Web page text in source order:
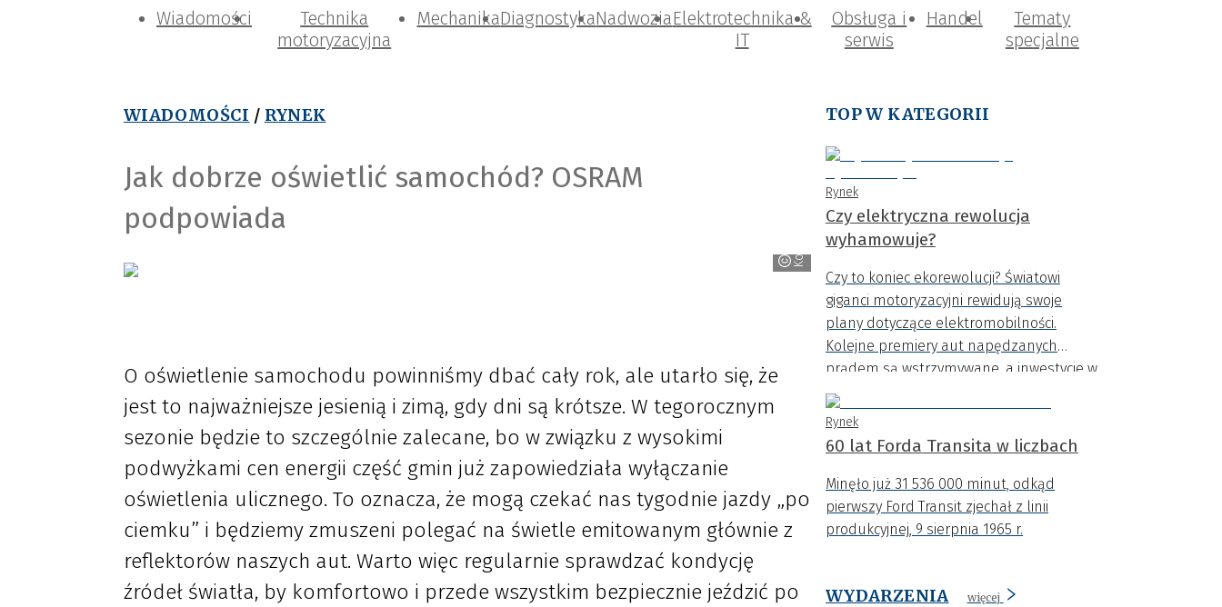
Wiadomości
Technika
motoryzacyjna
MechanikaDiagnostykaNadwoziaElektrotechnika &
IT
Obsługa i
serwis
Handel
Tematy
specjalne
WIADOMOŚCI / RYNEK
Jak dobrze oświetlić samochód? OSRAM
podpowiada
O oświetlenie samochodu powinniśmy dbać cały rok, ale utarło się, że
jest to najważniejsze jesienią i zimą, gdy dni są krótsze. W tegorocznym
sezonie będzie to szczególnie zalecane, bo w związku z wysokimi
podwyżkami cen energii część gmin już zapowiedziała wyłączanie
oświetlenia ulicznego. To oznacza, że mogą czekać nas tygodnie jazdy „po
ciemku” i będziemy zmuszeni polegać na świetle emitowanym głównie z
reflektorów naszych aut. Warto więc regularnie sprawdzać kondycję
źródeł światła, by komfortowo i przede wszystkim bezpiecznie jeździć po
TOP W KATEGORII
Rynek
Czy elektryczna rewolucja
wyhamowuje?
Czy to koniec ekorewolucji? Światowi
giganci motoryzacyjni rewidują swoje
plany dotyczące elektromobilności.
Kolejne premiery aut napędzanych
prądem są wstrzymywane, a inwestycje w
nowe platformy ograniczane. Coraz
wyraźniej widać, że dynamiczny rozwój
samochodów EV napotyka na poważne
bariery.
Rynek
60 lat Forda Transita w liczbach
Minęło już 31 536 000 minut, odkąd
pierwszy Ford Transit zjechał z linii
produkcyjnej, 9 sierpnia 1965 r.
WYDARZENIA więcej